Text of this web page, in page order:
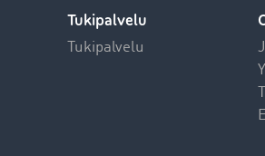
Tukipalvelu
Tukipalvelu